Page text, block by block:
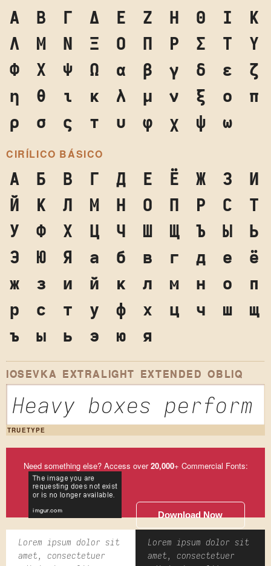
Α Β Γ Δ Ε Ζ Η Θ Ι
Κ
Λ
Μ Ν Ξ Ο Π Ρ Σ Τ
Υ
Φ
Χ Ψ Ω α β γ δ ε
ζ
η
θ ι κ λ μ ν ξ ο
π
ρ
σ ς τ υ φ χ ψ ω
CIRÍLICO BÁSICO
А Б В Г Д Е Ё Ж З
И
Й
К Л М Н О П Р С
Т
У
Ф Х Ц Ч Ш Щ Ъ Ы
Ь
Э
Ю Я а б в г д е
ё
ж
з и й к л м н о
п
р
с т у ф х ц ч ш
щ
ъ
ы ь э ю я
IOSEVKA EXTRALIGHT EXTENDED OBLIQ
Heavy boxes
TRUETYPE
Need something else? Access over20,000+ Commercial Fonts:
Download Now
Lorem ipsum dolor sit
amet, consectetuer
Lorem ipsum dolor sit
amet, consectetuer